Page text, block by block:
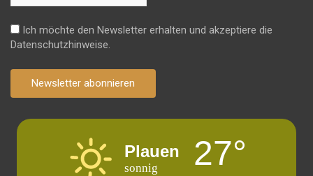
Ich möchte den Newsletter erhalten und akzeptiere die
Datenschutzhinweise.
Newsletter abonnieren
Plauen
sonnig 27°